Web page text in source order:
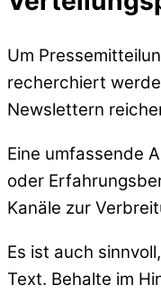
Um
recherchiert
Newslettern
Eine umfassende
oder
Kanäle zur
Es ist auch
Text. Behalte im